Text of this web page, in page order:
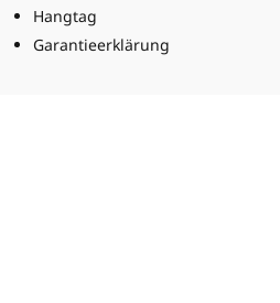
Hangtag
Garantieerklärung